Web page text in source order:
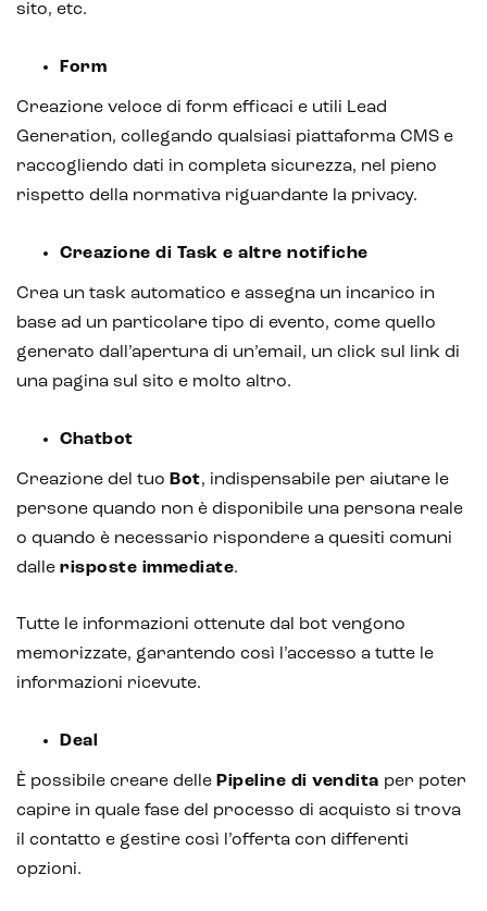
sito, etc.
Form
Creazione veloce di form efficaci e utili Lead
Generation, collegando qualsiasi piattaforma CMS e
raccogliendo dati in completa sicurezza, nel pieno
rispetto della normativa riguardante la privacy.
Creazione di Task e altre notifiche
Crea un task automatico e assegna un incarico in
base ad un particolare tipo di evento, come quello
generato dall’apertura di un’email, un click sul link di
una pagina sul sito e molto altro.
Chatbot
Creazione del tuo Bot, indispensabile per aiutare le
persone quando non è disponibile una persona reale
o quando è necessario rispondere a quesiti comuni
dalle risposte immediate.
Tutte le informazioni ottenute dal bot vengono
memorizzate, garantendo così l’accesso a tutte le
informazioni ricevute.
Deal
È possibile creare delle Pipeline di vendita per poter
capire in quale fase del processo di acquisto si trova
il contatto e gestire così l’offerta con differenti
opzioni.